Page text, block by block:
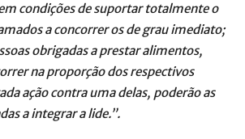
condições de suportar totalmente o
a concorrer os de grau imediato;
obrigadas a prestar alimentos,
na proporção dos respectivos
ação contra uma delas, poderão as
a integrar a lide.”.